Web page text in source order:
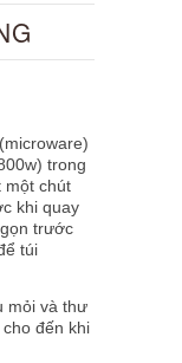
trong
một chút
khi quay
trước
túi
mỏi và thư
đến khi